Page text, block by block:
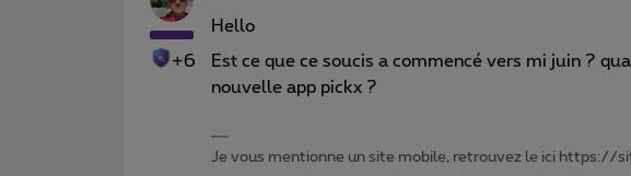
+6
Hello
Est ce que ce soucis a commencé vers mi juin ?
nouvelle app pickx ?
Je vous mentionne un site mobile, retrouvez le ici https://